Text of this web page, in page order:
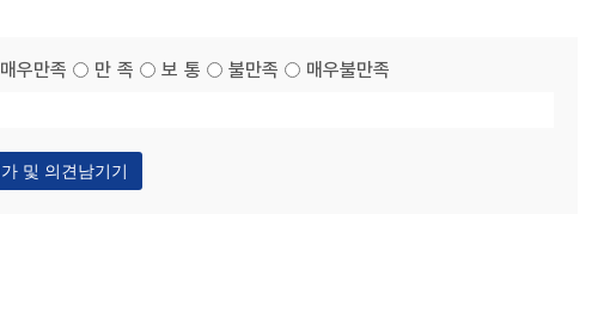
매우만족 만 족 보 통 불만족 매우불만족